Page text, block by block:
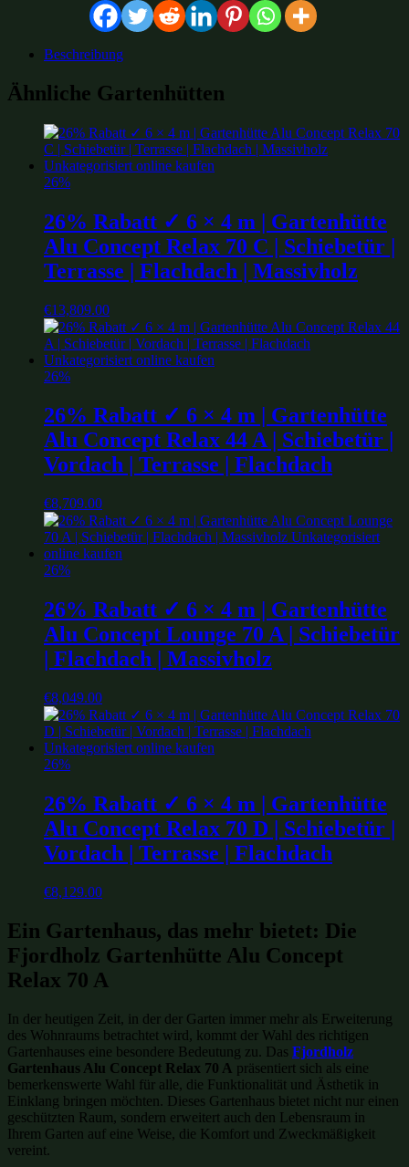
Beschreibung
Ähnliche Gartenhütten
26%
26% Rabatt ✓ 6 × 4 m | Gartenhütte
Alu Concept Relax 70 C | Schiebetür |
Terrasse | Flachdach | Massivholz
€13,809.00
26%
26% Rabatt ✓ 6 × 4 m | Gartenhütte
Alu Concept Relax 44 A | Schiebetür |
Vordach | Terrasse | Flachdach
€8,709.00
26%
26% Rabatt ✓ 6 × 4 m | Gartenhütte
Alu Concept Lounge 70 A | Schiebetür
| Flachdach | Massivholz
€8,049.00
26%
26% Rabatt ✓ 6 × 4 m | Gartenhütte
Alu Concept Relax 70 D | Schiebetür |
Vordach | Terrasse | Flachdach
€8,129.00
Ein Gartenhaus, das mehr bietet: Die
Fjordholz Gartenhütte Alu Concept
Relax 70 A
In der heutigen Zeit, in der der Garten immer mehr als Erweiterung
des Wohnraums betrachtet wird, kommt der Wahl des richtigen
Gartenhauses eine besondere Bedeutung zu. Das Fjordholz
Gartenhaus Alu Concept Relax 70 A präsentiert sich als eine
bemerkenswerte Wahl für alle, die Funktionalität und Ästhetik in
Einklang bringen möchten. Dieses Gartenhaus bietet nicht nur einen
geschützten Raum, sondern erweitert auch den Lebensraum in
Ihrem Garten auf eine Weise, die Komfort und Zweckmäßigkeit
vereint.